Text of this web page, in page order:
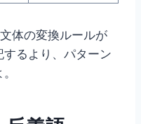
体の変換ルールが
るより、パターン